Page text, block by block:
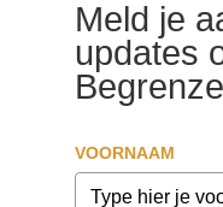
Meld je
updates
VOORNAAM